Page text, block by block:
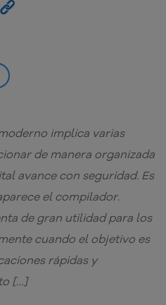
implica varias
de manera organizada
avance con seguridad. Es
el compilador.
de gran utilidad para los
cuando el objetivo es
rápidas y
[…]